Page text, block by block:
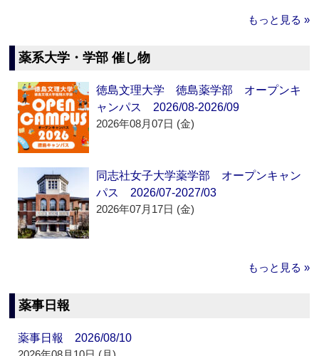
もっと見る »
薬系大学・学部 催し物
徳島文理大学 徳島薬学部 オープンキ
ャンパス 2026/08-2026/09
2026年08月07日 (金)
同志社女子大学薬学部 オープンキャン
パス 2026/07-2027/03
2026年07月17日 (金)
もっと見る »
薬事日報
薬事日報 2026/08/10